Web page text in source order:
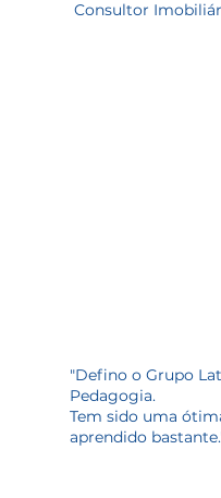
Consultor
"Defino o Grupo
Pedagogia.
Tem sido uma
aprendido